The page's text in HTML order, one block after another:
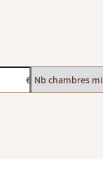
€ Nb
chambres